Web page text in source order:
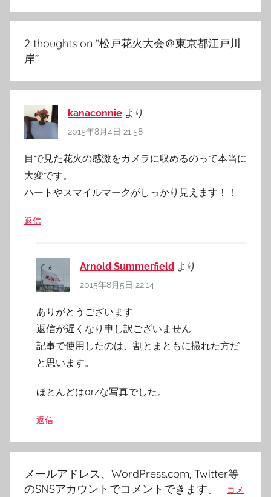
ョ
ン2 thoughts on “松戸花火大会＠東京都江戸川
岸”
kanaconnie より:
2015年8月4日 21:58
目で見た花火の感激をカメラに収めるのって本当に
大変です。
ハートやスマイルマークがしっかり見えます！！
返信
Arnold Summerfield より:
2015年8月5日 22:14
ありがとうございます
返信が遅くなり申し訳ございません
記事で使用したのは、割とまともに撮れた方だ
と思います。
ほとんどはorzな写真でした。
返信
メールアドレス、WordPress.com, Twitter等
のSNSアカウントでコメントできます。
コメ